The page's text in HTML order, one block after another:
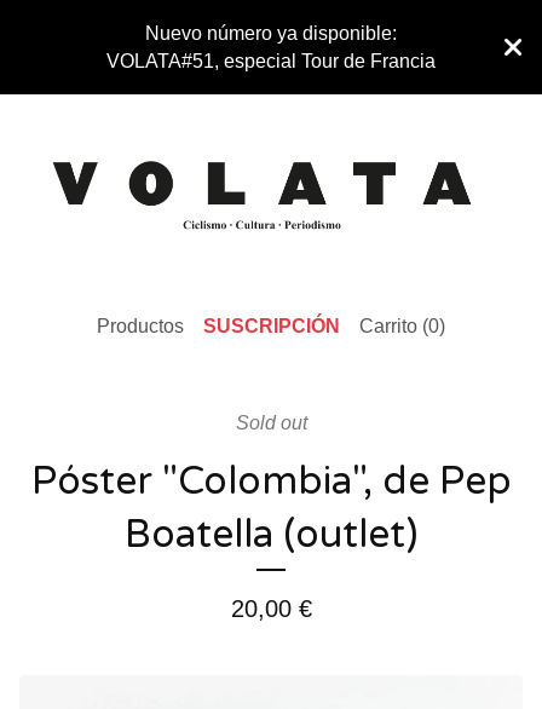
Nuevo número ya disponible:
VOLATA#51, especial Tour de Francia
Productos SUSCRIPCIÓN Carrito (0)
Sold out
Póster "Colombia", de Pep
Boatella (outlet)
20,00 €